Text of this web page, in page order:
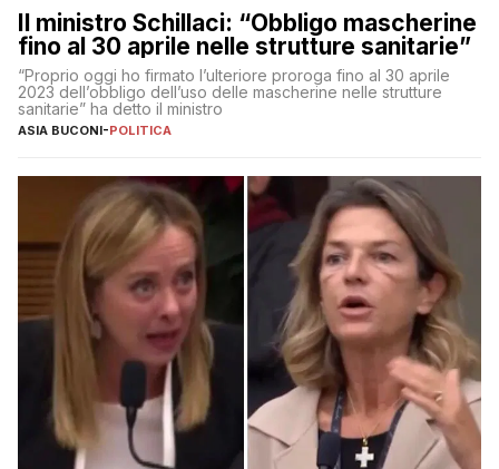
Il ministro Schillaci: “Obbligo mascherine
fino al 30 aprile nelle strutture sanitarie”
“Proprio oggi ho firmato l’ulteriore proroga fino al 30 aprile
2023 dell’obbligo dell’uso delle mascherine nelle strutture
sanitarie” ha detto il ministro
ASIA BUCONI-POLITICA